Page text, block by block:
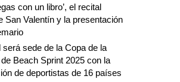
con un libro’, el recital
San Valentín y la presentación
será sede de la Copa de la
Beach Sprint 2025 con la
de deportistas de 16 países